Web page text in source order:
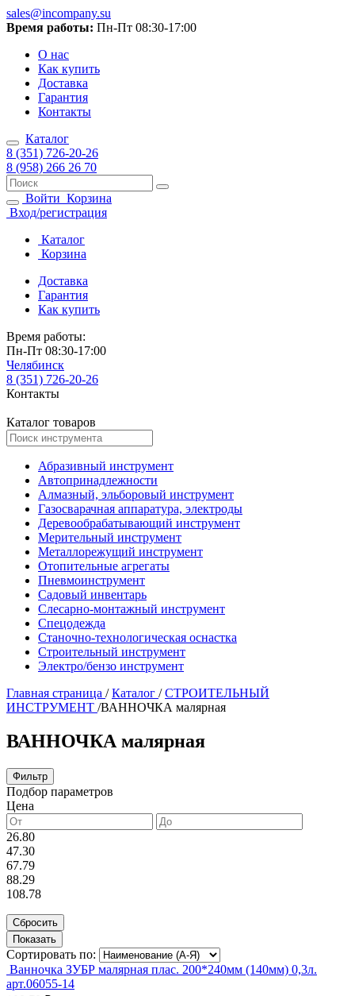
sales@incompany.su
Время работы: Пн-Пт 08:30-17:00
О нас
Как купить
Доставка
Гарантия
Контакты
Каталог
8 (351) 726-20-26
8 (958) 266 26 70
Войти Корзина
Вход/регистрация
Каталог
Корзина
Доставка
Гарантия
Как купить
Время работы:
Пн-Пт 08:30-17:00
Челябинск
8 (351) 726-20-26
Контакты
Каталог товаров
Абразивный инструмент
Автопринадлежности
Алмазный, эльборовый инструмент
Газосварачная аппаратура, электроды
Деревообрабатывающий инструмент
Мерительный инструмент
Металлорежущий инструмент
Отопительные агрегаты
Пневмоинструмент
Садовый инвентарь
Слесарно-монтажный инструмент
Спецодежда
Станочно-технологическая оснастка
Строительный инструмент
Электро/бензо инструмент
Главная страница / Каталог / СТРОИТЕЛЬНЫЙ
ИНСТРУМЕНТ /ВАННОЧКА малярная
ВАННОЧКА малярная
Фильтр
Подбор параметров
Цена
26.80
47.30
67.79
88.29
108.78
Сортировать по:
Ванночка ЗУБР малярная плас. 200*240мм (140мм) 0,3л.
арт.06055-14